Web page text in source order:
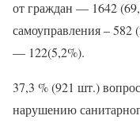
от граждан — 1642
самоуправления – 582
— 122(5,2%).
37,3 % (921 шт.)
нарушению